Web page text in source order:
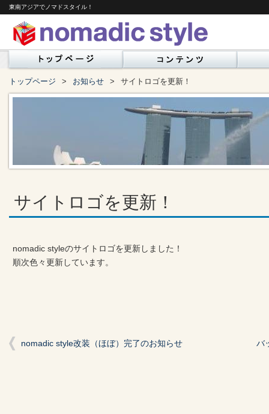
東南アジアでノマドスタイル！
トップページ お知らせ サイトロゴを更新！
サイトロゴを更新！
nomadic styleのサイトロゴを更新しました！
順次色々更新しています。
nomadic style改装（ほぼ）完了のお知らせ バ